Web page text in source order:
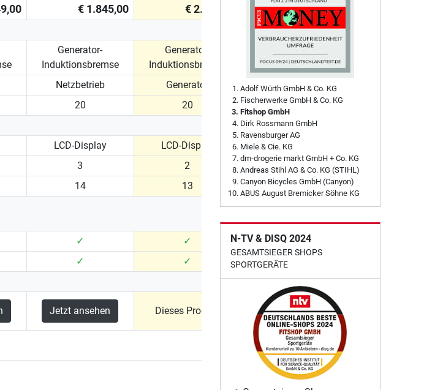
€ 1.845,00 € 2.199,00 € 2.895,00
Generator-
Induktionsbremse
Generator-
Induktionsbremse
Generator-
Induktionsbremse
Netzbetrieb Generator
Generator
20 20
20
LCD-Display LCD-Display
LCD-Display
3 2
3
14 13
18
✓ ✓
✓
✓ ✓
Jetzt ansehen Dieses Produkt Jetzt ansehen
Adolf Würth GmbH & Co. KG
Fischerwerke GmbH & Co. KG
Fitshop GmbH
Dirk Rossmann GmbH
Ravensburger AG
Miele & Cie. KG
dm-drogerie markt GmbH + Co. KG
Andreas Stihl AG & Co. KG (STIHL)
Canyon Bicycles GmbH (Canyon)
ABUS August Bremicker Söhne KG
N-TV & DISQ 2024
GESAMTSIEGER SHOPS
SPORTGERÄTE